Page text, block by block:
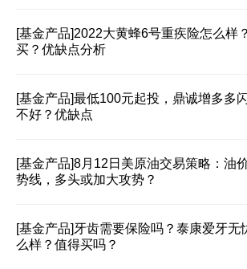
[基金产品]2022大黄蜂6号重疾险怎么样
买？优缺点分析
[基金产品]最低100元起投，鼎诚增多多
不好？优缺点
[基金产品]8月12日美原油交易策略：油
势线，多头或加大攻势？
[基金产品] 牙齿需要保险吗？泰康爱牙无
么样？值得买吗？